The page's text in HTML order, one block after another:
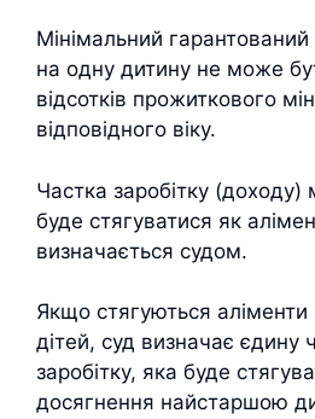
Мінімальний гарантований
на одну дитину не може
відсотків прожиткового
відповідного віку.
Частка заробітку (доходу)
буде стягуватися як
визначається судом.
Якщо стягуються аліменти
дітей, суд визначає єдину
заробітку, яка буде
досягнення найстаршою